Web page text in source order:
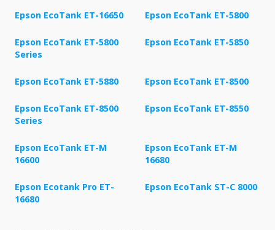
Epson EcoTank ET-16650 Epson EcoTank ET-5800
Epson EcoTank ET-5800
Series
Epson EcoTank ET-5850
Epson EcoTank ET-5880 Epson EcoTank ET-8500
Epson EcoTank ET-8500
Series
Epson EcoTank ET-8550
Epson EcoTank ET-M
16600
Epson EcoTank ET-M
16680
Epson Ecotank Pro ET-
16680
Epson EcoTank ST-C 8000